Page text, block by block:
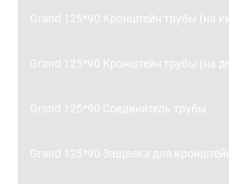
Grand 125*90 Кронштейн трубы (на
Grand 125*90 Кронштейн трубы (на
Grand 125*90 Соединитель трубы
Grand 125*90 Защелка для